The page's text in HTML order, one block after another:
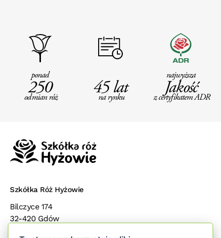
ponad
250
odmian róż
45 lat
na rynku
najwyższa
Jakość
z certyfikatem ADR
Szkółka Róż Hyżowie
Bilczyce 174
32-420 Gdów